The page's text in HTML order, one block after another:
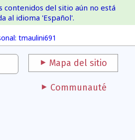
France-IOI
tmaulini691
contenidos del sitio aún no está
al idioma 'Español'.
Mapa del sitio
Communauté